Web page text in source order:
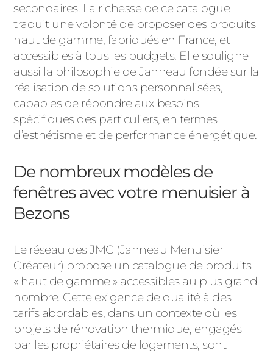
secondaires. La richesse de ce catalogue
traduit une volonté de proposer des produits
haut de gamme, fabriqués en France, et
accessibles à tous les budgets. Elle souligne
aussi la philosophie de Janneau fondée sur la
réalisation de solutions personnalisées,
capables de répondre aux besoins
spécifiques des particuliers, en termes
d’esthétisme et de performance énergétique.
De nombreux modèles de
fenêtres avec votre menuisier à
Bezons
Le réseau des JMC (Janneau Menuisier
Créateur) propose un catalogue de produits
« haut de gamme » accessibles au plus grand
nombre. Cette exigence de qualité à des
tarifs abordables, dans un contexte où les
projets de rénovation thermique, engagés
par les propriétaires de logements, sont